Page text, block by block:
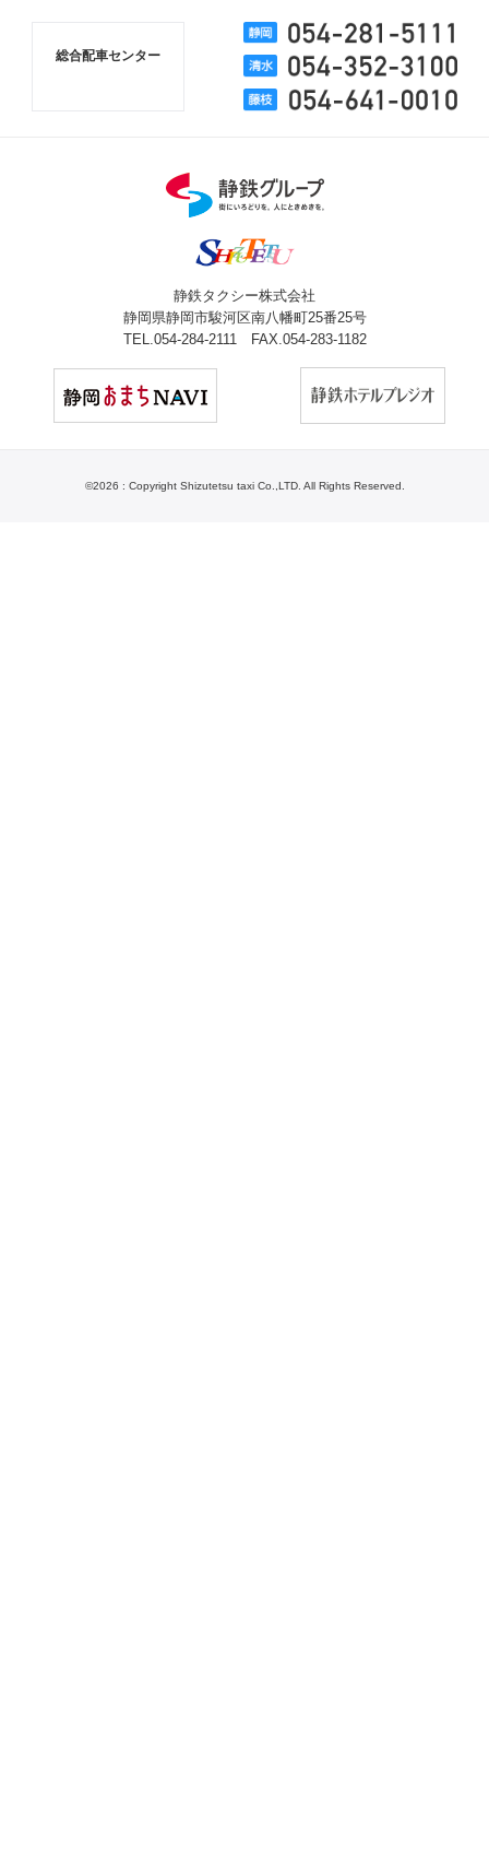
総合配車センター
静鉄タクシー株式会社
静岡県静岡市駿河区南八幡町25番25号
TEL.054-284-2111 FAX.054-283-1182
©2026 : Copyright Shizutetsu taxi Co.,LTD. All Rights Reserved.